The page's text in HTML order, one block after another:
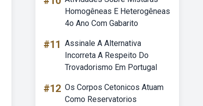
Homogêneas E Heterogêneas
4o Ano Com Gabarito
#11 Assinale A Alternativa
Incorreta A Respeito Do
Trovadorismo Em Portugal
#12 Os Corpos Cetonicos Atuam
Como Reservatorios